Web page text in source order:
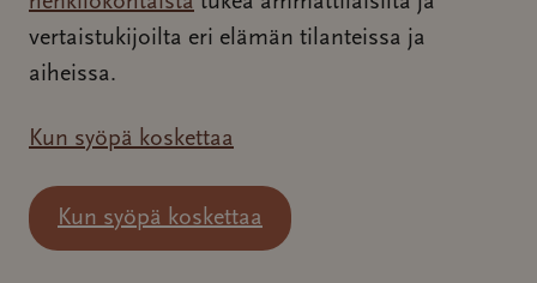
vertaistukijoilta eri elämän tilanteissa ja
aiheissa.
Kun syöpä koskettaa
Kun syöpä koskettaa